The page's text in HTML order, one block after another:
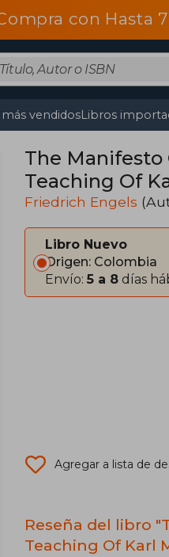
con Hasta
vendidosLibros
The
Teaching Of
Friedrich Engels
Libro Nuevo
Origen: Colombia
Envío: 5 a 8 días
Agregar a lista de
Reseña del libro
Teaching Of Karl